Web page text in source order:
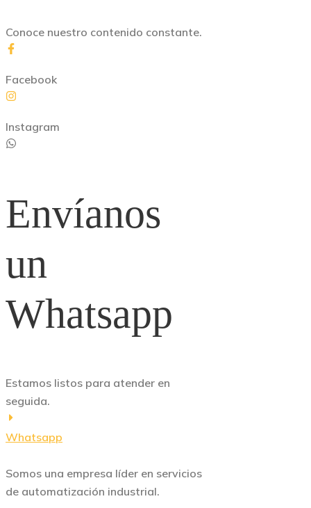
Conoce nuestro contenido constante.
Facebook
Instagram
Envíanos
un
Whatsapp
Estamos listos para atender en
seguida.
Whatsapp
Somos una empresa líder en servicios
de automatización industrial.